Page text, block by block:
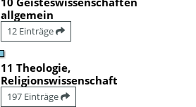
allgemein
12 Einträge
11 Theologie,
Religionswissenschaft
197 Einträge